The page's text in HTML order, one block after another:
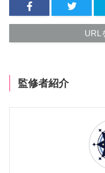
URL
監修者紹介